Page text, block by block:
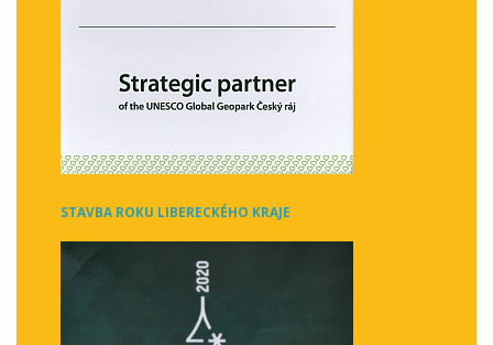
STAVBA ROKU LIBERECKÉHO KRAJE